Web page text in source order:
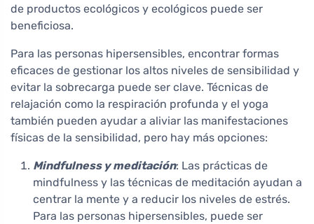
de productos ecológicos y ecológicos puede ser
beneficiosa.
Para las personas hipersensibles, encontrar formas
eficaces de gestionar los altos niveles de sensibilidad y
evitar la sobrecarga puede ser clave. Técnicas de
relajación como la respiración profunda y el yoga
también pueden ayudar a aliviar las manifestaciones
físicas de la sensibilidad, pero hay más opciones:
Mindfulness y meditación: Las prácticas de
mindfulness y las técnicas de meditación ayudan a
centrar la mente y a reducir los niveles de estrés.
Para las personas hipersensibles, puede ser